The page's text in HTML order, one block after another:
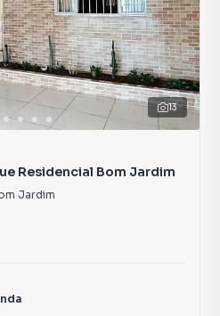
13
Residencial Bom Jardim
Jardim